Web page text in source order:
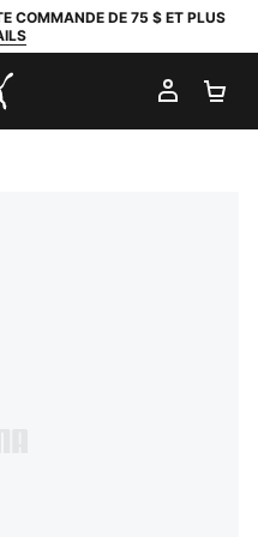
COMMANDE DE 75 $ ET PLUS
MON